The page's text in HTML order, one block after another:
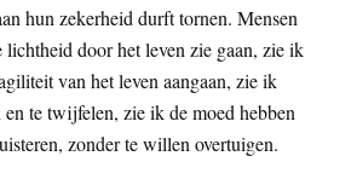
hun zekerheid durft tornen. Mensen
lichtheid door het leven zie gaan, zie ik
van het leven aangaan, zie ik
te twijfelen, zie ik de moed hebben
zonder te willen overtuigen.